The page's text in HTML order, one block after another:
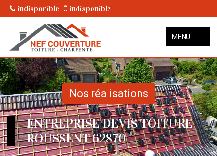
indisponible indisponible
MENU
Nos réalisations
ENTREPRISE DEVIS TOITURE
ROUSSENT 62870